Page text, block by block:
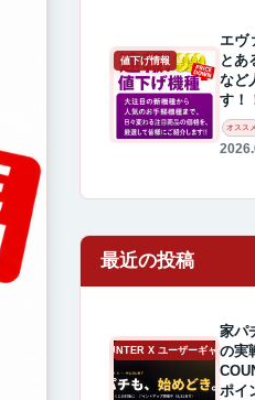
値下げ情報
エヴ
とあ
など
す！
オススメ
最近の投稿
A-COUNTER X ユーザーギャラリー
家パ
の実
ポイ